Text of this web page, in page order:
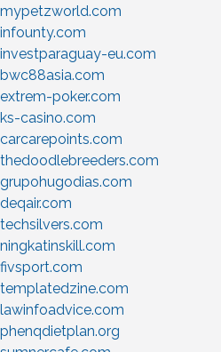
mypetzworld.com
infounty.com
investparaguay-eu.com
bwc88asia.com
extrem-poker.com
ks-casino.com
carcarepoints.com
thedoodlebreeders.com
grupohugodias.com
deqair.com
techsilvers.com
ningkatinskill.com
fivsport.com
templatedzine.com
lawinfoadvice.com
phenqdietplan.org